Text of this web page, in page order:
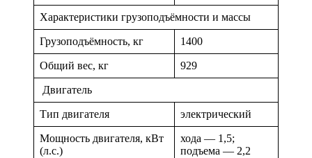
Характеристики грузоподъёмности и массы
Грузоподъёмность, кг 1400
Общий вес, кг 929
Двигатель
Тип двигателя электрический
Мощность двигателя, кВт
(л.с.)
хода — 1,5;
подъема — 2,2